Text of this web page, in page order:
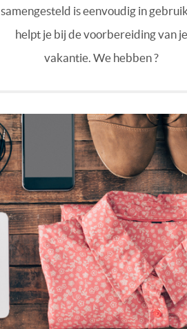
samengesteld is eenvoudig in
helpt je bij de voorbereiding van je
vakantie. We hebben ?